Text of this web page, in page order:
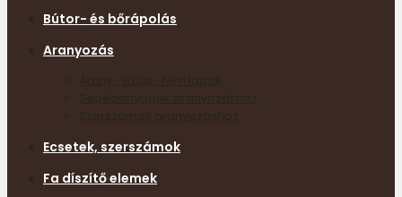
Bútor- és bőrápolás
Aranyozás
Arany- ezüst- fém lapok
Segédanyagok aranyozáshoz
Szerszámok aranyozáshoz
Ecsetek, szerszámok
Fa díszítő elemek